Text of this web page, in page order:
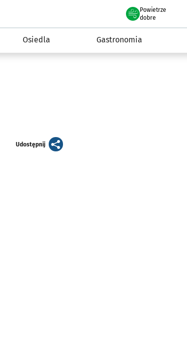
Powietrze
we Wrocławiu
dobre
Osiedla Gastronomia
Udostępnijartykuł